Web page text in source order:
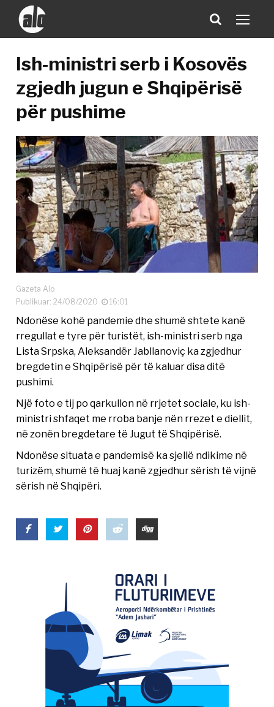
Ish-ministri serb i Kosovës
zgjedh jugun e Shqipërisë
për pushime
Gazeta Alo
Publikuar: 24/08/2020
16:01
Ndonëse kohë pandemie dhe shumë shtete kanë
rregullat e tyre për turistët, ish-ministri serb nga
Lista Srpska, Aleksandër Jabllanoviç ka zgjedhur
bregdetin e Shqipërisë për të kaluar disa ditë
pushimi.
Një foto e tij po qarkullon në rrjetet sociale, ku ish-
ministri shfaqet me rroba banje nën rrezet e diellit,
në zonën bregdetare të Jugut të Shqipërisë.
Ndonëse situata e pandemisë ka sjellë ndikime në
turizëm, shumë të huaj kanë zgjedhur sërish të vijnë
sërish në Shqipëri.